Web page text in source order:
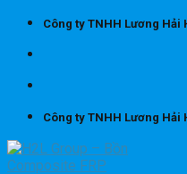
Skip
content
Công ty TNHH Lương Hải
Công ty TNHH Lương Hải